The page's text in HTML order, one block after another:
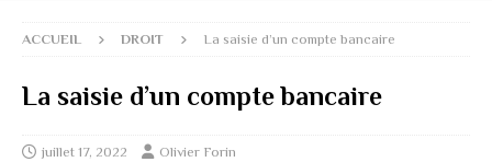
ACCUEIL DROIT La saisie d’un compte bancaire
La saisie d’un compte bancaire
juillet 17, 2022 Olivier Forin